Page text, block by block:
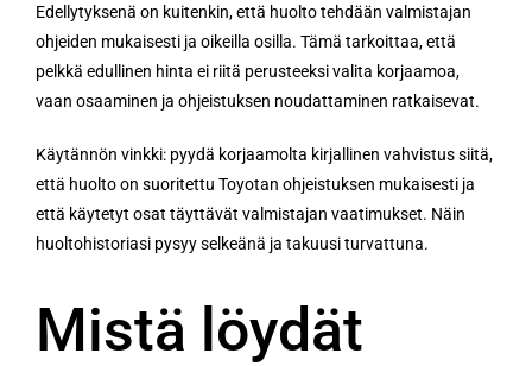
Edellytyksenä on kuitenkin, että huolto tehdään valmistajan
ohjeiden mukaisesti ja oikeilla osilla. Tämä tarkoittaa, että
pelkkä edullinen hinta ei riitä perusteeksi valita korjaamoa,
vaan osaaminen ja ohjeistuksen noudattaminen ratkaisevat.
Käytännön vinkki: pyydä korjaamolta kirjallinen vahvistus siitä,
että huolto on suoritettu Toyotan ohjeistuksen mukaisesti ja
että käytetyt osat täyttävät valmistajan vaatimukset. Näin
huoltohistoriasi pysyy selkeänä ja takuusi turvattuna.
Mistä löydät